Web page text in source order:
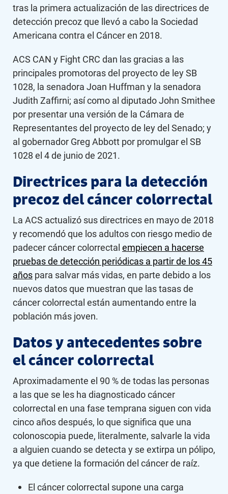
tras la primera actualización de las directrices de
detección precoz que llevó a cabo la Sociedad
Americana contra el Cáncer en 2018.
ACS CAN y Fight CRC dan las gracias a las
principales promotoras del proyecto de ley SB
1028, la senadora Joan Huffman y la senadora
Judith Zaffirni; así como al diputado John Smithee
por presentar una versión de la Cámara de
Representantes del proyecto de ley del Senado; y
al gobernador Greg Abbott por promulgar el SB
1028 el 4 de junio de 2021.
Directrices para la detección
precoz del cáncer colorrectal
La ACS actualizó sus directrices en mayo de 2018
y recomendó que los adultos con riesgo medio de
padecer cáncer colorrectal empiecen a hacerse
pruebas de detección periódicas a partir de los 45
años para salvar más vidas, en parte debido a los
nuevos datos que muestran que las tasas de
cáncer colorrectal están aumentando entre la
población más joven.
Datos y antecedentes sobre
el cáncer colorrectal
Aproximadamente el 90 % de todas las personas
a las que se les ha diagnosticado cáncer
colorrectal en una fase temprana siguen con vida
cinco años después, lo que significa que una
colonoscopia puede, literalmente, salvarle la vida
a alguien cuando se detecta y se extirpa un pólipo,
ya que detiene la formación del cáncer de raíz.
El cáncer colorrectal supone una carga